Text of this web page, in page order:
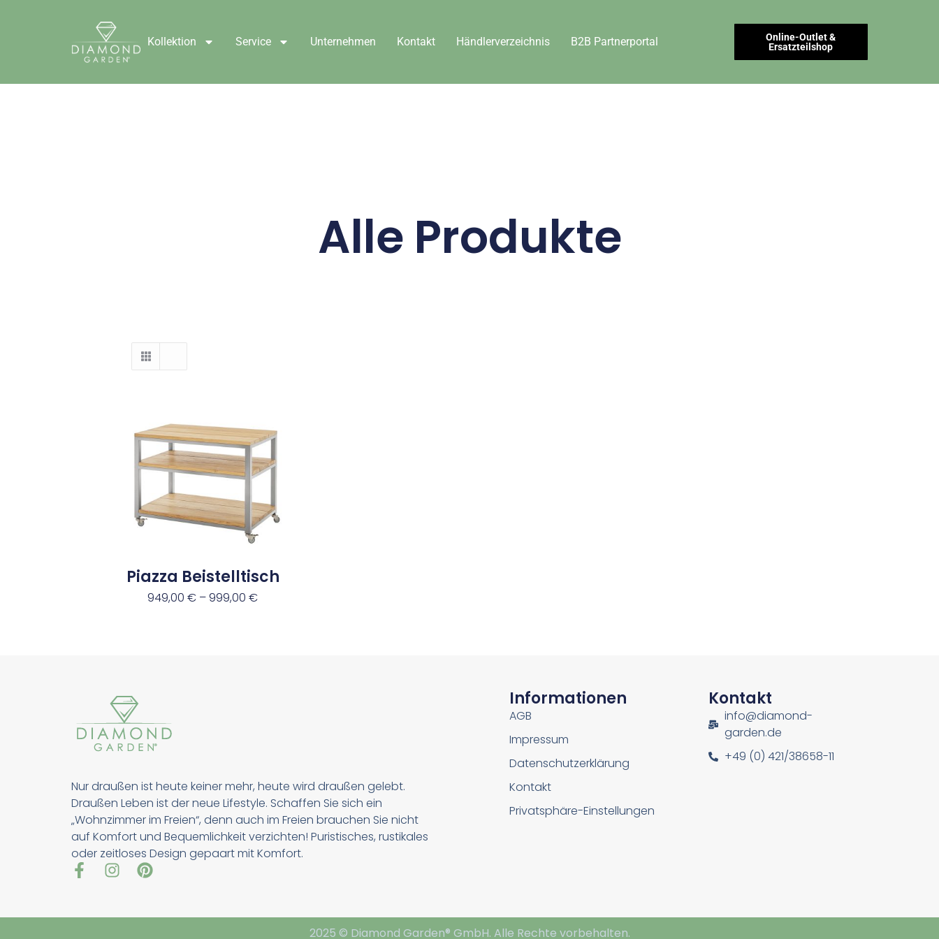
Kollektion Service Unternehmen Kontakt Händlerverzeichnis B2B Partnerportal
Online-Outlet &
Ersatzteilshop
Alle Produkte
Piazza Beistelltisch
949,00€ –999,00€
Nur draußen ist heute keiner mehr, heute wird draußen gelebt.
Draußen Leben ist der neue Lifestyle. Schaffen Sie sich ein
„Wohnzimmer im Freien“, denn auch im Freien brauchen Sie nicht
auf Komfort und Bequemlichkeit verzichten! Puristisches, rustikales
oder zeitloses Design gepaart mit Komfort.
Informationen
AGB
Impressum
Datenschutzerklärung
Kontakt
Privatsphäre-Einstellungen
Kontakt
info@diamond-
garden.de
+49 (0) 421/38658-11
2025 © Diamond Garden® GmbH. Alle Rechte vorbehalten.